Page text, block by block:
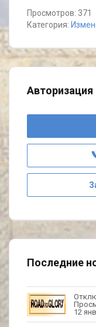
Просмотров: 371
Категория:
Авторизация
Последние
12